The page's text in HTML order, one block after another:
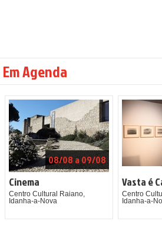
Em Agenda
08/08 a 09/08
Cinema
Centro Cultural Raiano,
Idanha-a-Nova
Vasta é
Centro
Idanha-a-